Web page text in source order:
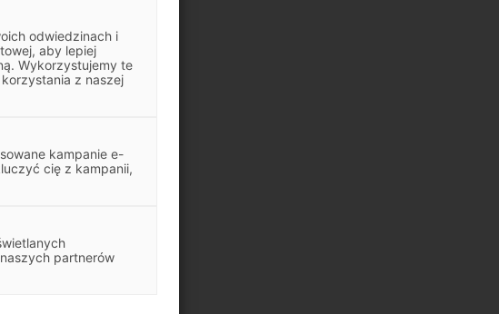
odwiedzinach i
aby lepiej
Wykorzystujemy te
z naszej
kampanie e-
cię z kampanii,
partnerów